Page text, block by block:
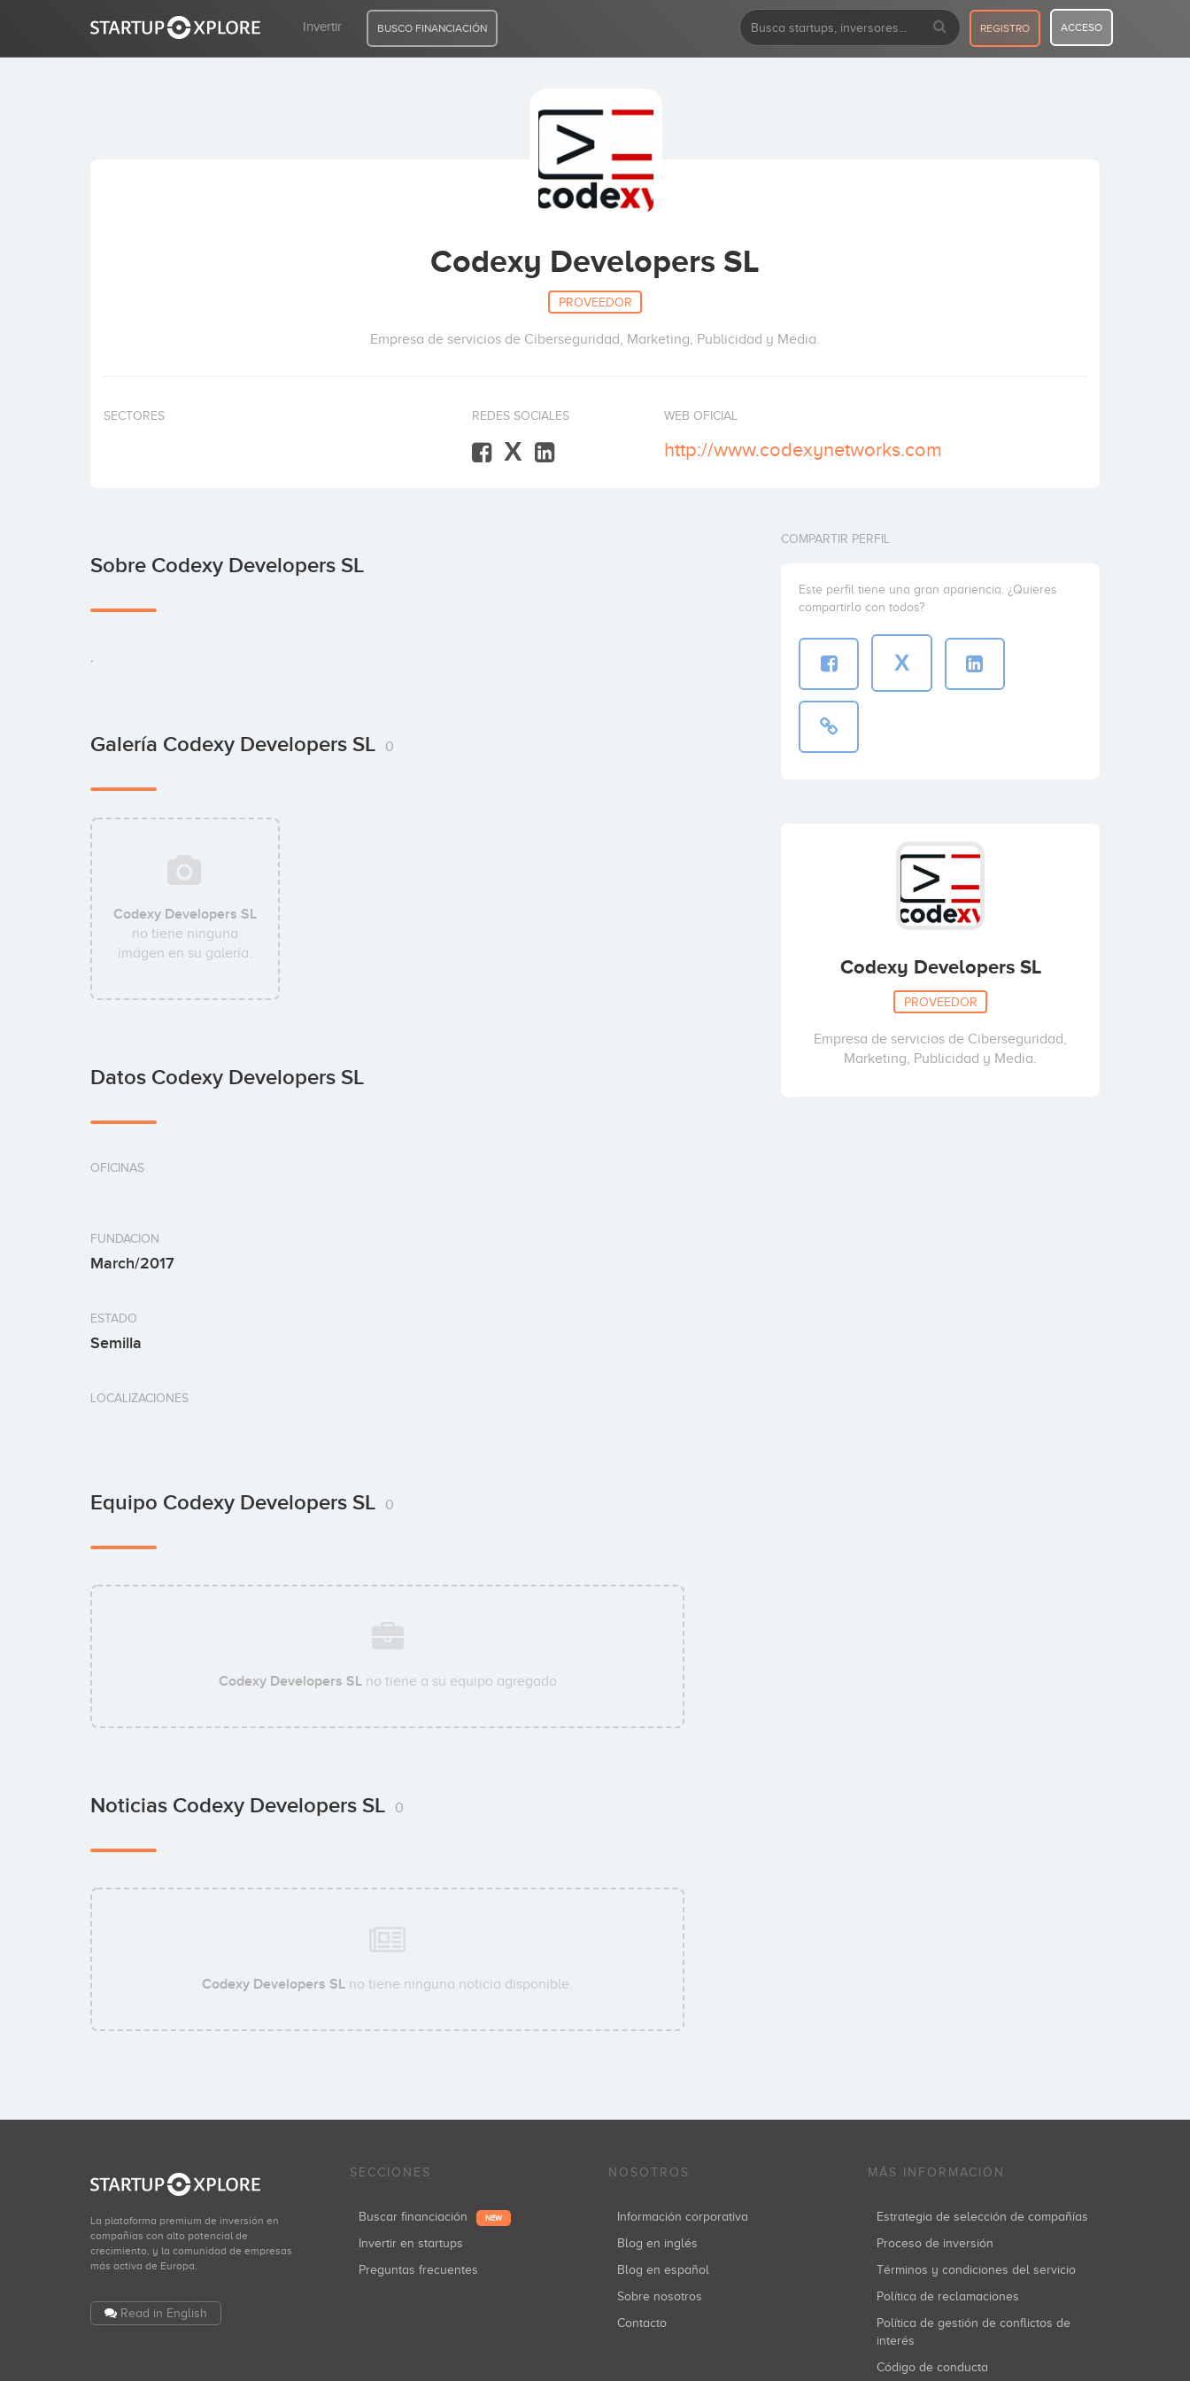
Invertir BUSCO FINANCIACIÓN REGISTRO ACCESO
Codexy Developers SL
PROVEEDOR
Empresa de servicios de Ciberseguridad, Marketing, Publicidad y Media.
SECTORES REDES SOCIALES
X
WEB OFICIAL
http://www.codexynetworks.com
Sobre Codexy Developers SL
.
Galería Codexy Developers SL 0
Codexy Developers SL
no tiene ninguna
imágen en su galería.
Datos Codexy Developers SL
OFICINAS
FUNDACION
March/2017
ESTADO
Semilla
LOCALIZACIONES
Equipo Codexy Developers SL 0
Codexy Developers SLno tiene a su equipo agregado
Noticias Codexy Developers SL 0
Codexy Developers SL no tiene ninguna noticia disponible.
COMPARTIR PERFIL
Este perfil tiene una gran apariencia. ¿Quieres
compartirlo con todos?
X
Codexy Developers SL
PROVEEDOR
Empresa de servicios de Ciberseguridad,
Marketing, Publicidad y Media.
La plataforma premium de inversión en
compañías con alto potencial de
crecimiento, y la comunidad de empresas
más activa de Europa.
Read in English
SECCIONES
Buscar financiación NEW
Invertir en startups
Preguntas frecuentes
NOSOTROS
Información corporativa
Blog en inglés
Blog en español
Sobre nosotros
Contacto
MÁS INFORMACIÓN
Estrategia de selección de compañías
Proceso de inversión
Términos y condiciones del servicio
Política de reclamaciones
Política de gestión de conflictos de
interés
Código de conducta